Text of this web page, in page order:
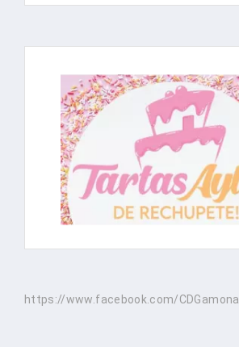
https://www.facebook.com/CDGamonal